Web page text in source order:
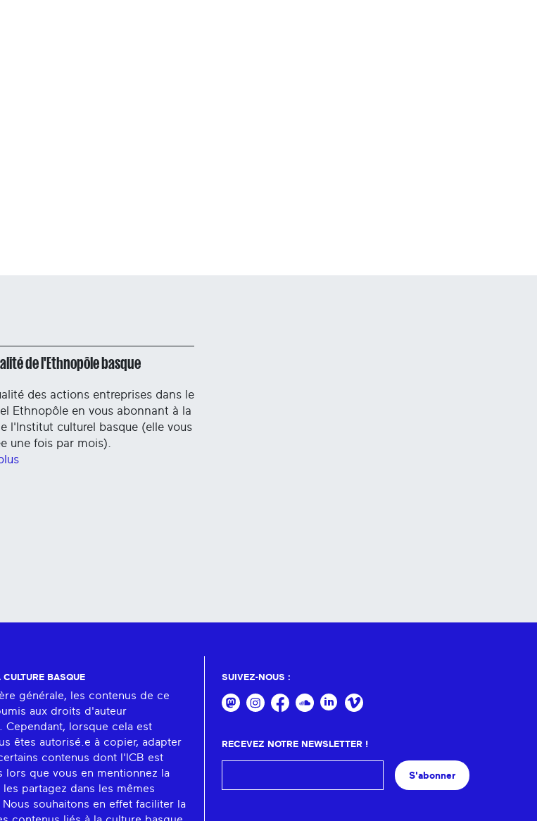
de l'Ethnopôle basque
des actions entreprises dans le
Ethnopôle en vous abonnant à la
l'Institut culturel basque (elle vous
une fois par mois).
CULTURE BASQUE
générale, les contenus de ce
aux droits d'auteur
Cependant, lorsque cela est
êtes autorisé.e à copier, adapter
contenus dont l'ICB est
lors que vous en mentionnez la
partagez dans les mêmes
souhaitons en effet faciliter la
SUIVEZ-NOUS :
RECEVEZ NOTRE NEWSLETTER !
S'abonner